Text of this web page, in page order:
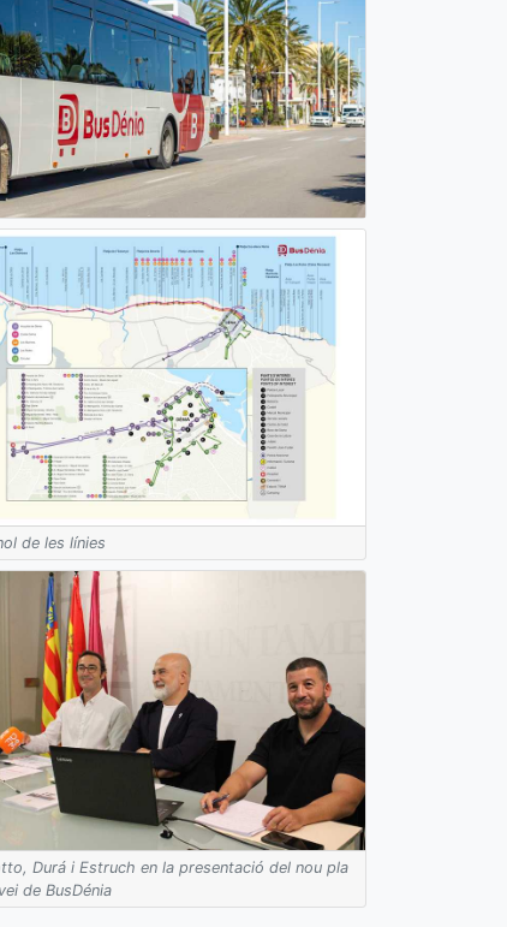
de les línies
Durá i Estruch en la presentació del nou pla
de BusDénia